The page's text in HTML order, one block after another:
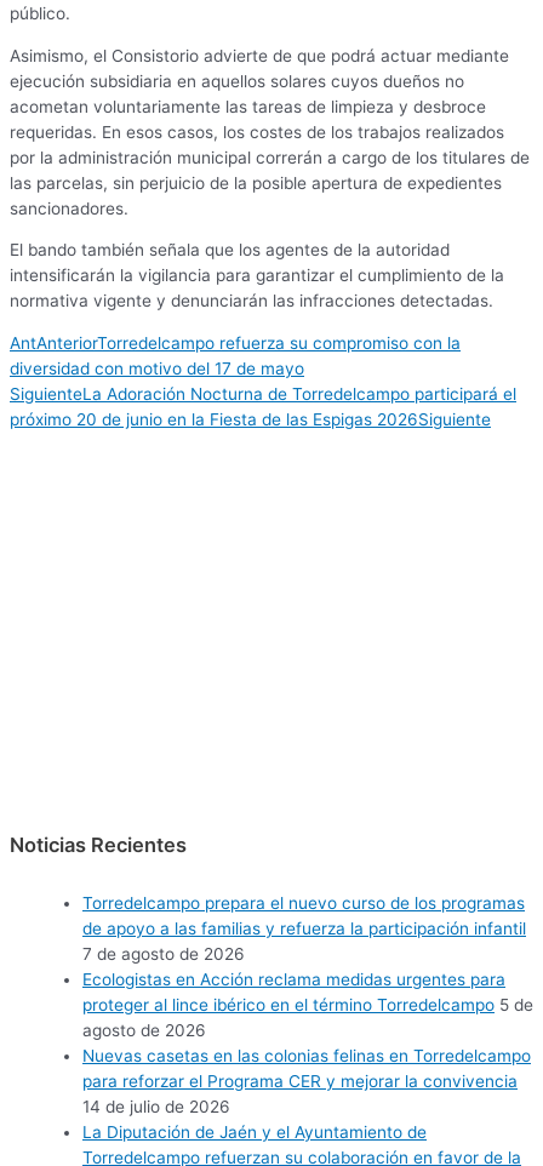
público.
Asimismo, el Consistorio advierte de que podrá actuar mediante
ejecución subsidiaria en aquellos solares cuyos dueños no
acometan voluntariamente las tareas de limpieza y desbroce
requeridas. En esos casos, los costes de los trabajos realizados
por la administración municipal correrán a cargo de los titulares de
las parcelas, sin perjuicio de la posible apertura de expedientes
sancionadores.
El bando también señala que los agentes de la autoridad
intensificarán la vigilancia para garantizar el cumplimiento de la
normativa vigente y denunciarán las infracciones detectadas.
AntAnteriorTorredelcampo refuerza su compromiso con la
diversidad con motivo del 17 de mayo
SiguienteLa Adoración Nocturna de Torredelcampo participará el
próximo 20 de junio en la Fiesta de las Espigas 2026Siguiente
Noticias Recientes
Torredelcampo prepara el nuevo curso de los programas
de apoyo a las familias y refuerza la participación infantil
7 de agosto de 2026
Ecologistas en Acción reclama medidas urgentes para
proteger al lince ibérico en el término Torredelcampo 5 de
agosto de 2026
Nuevas casetas en las colonias felinas en Torredelcampo
para reforzar el Programa CER y mejorar la convivencia
14 de julio de 2026
La Diputación de Jaén y el Ayuntamiento de
Torredelcampo refuerzan su colaboración en favor de la